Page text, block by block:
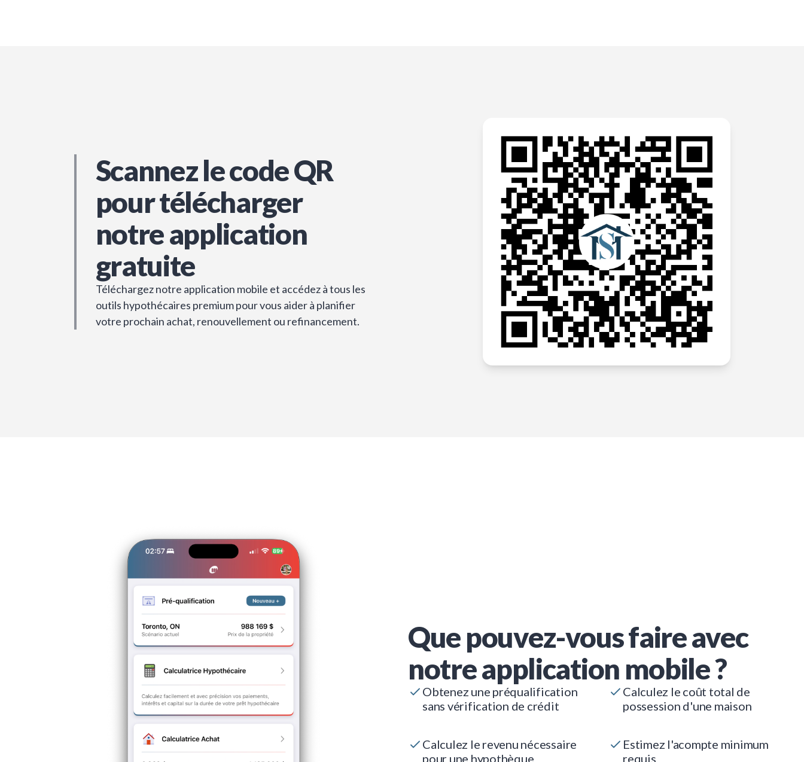
Scannez le code QR
pour télécharger
notre application
gratuite
Téléchargez notre application mobile et accédez à tous les
outils hypothécaires premium pour vous aider à planifier
votre prochain achat, renouvellement ou refinancement.
Que pouvez-vous faire avec
notre application mobile ?
Obtenez une préqualification
sans vérification de crédit
Calculez le coût total de
possession d'une maison
Calculez le revenu nécessaire
pour une hypothèque
Estimez l'acompte minimum
requis